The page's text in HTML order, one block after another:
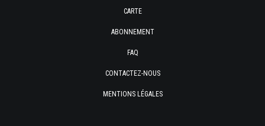
CARTE
ABONNEMENT
FAQ
CONTACTEZ-NOUS
MENTIONS LÉGALES